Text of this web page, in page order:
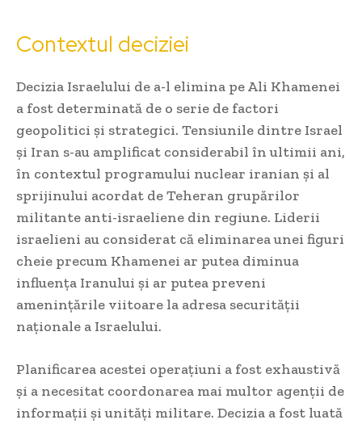
Contextul deciziei
Decizia Israelului de a-l elimina pe Ali Khamenei
a fost determinată de o serie de factori
geopolitici și strategici. Tensiunile dintre Israel
și Iran s-au amplificat considerabil în ultimii ani,
în contextul programului nuclear iranian și al
sprijinului acordat de Teheran grupărilor
militante anti-israeliene din regiune. Liderii
israelieni au considerat că eliminarea unei figuri
cheie precum Khamenei ar putea diminua
influența Iranului și ar putea preveni
amenințările viitoare la adresa securității
naționale a Israelului.
Planificarea acestei operațiuni a fost exhaustivă
și a necesitat coordonarea mai multor agenții de
informații și unități militare. Decizia a fost luată